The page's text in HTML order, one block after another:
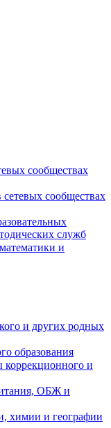
сообществах
сообществах
служб
и
и других родных
образования
и
ОБЖ и
химии и географии